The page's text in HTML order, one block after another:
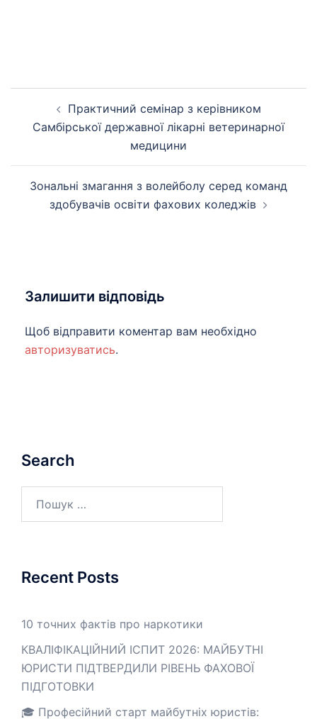
запису
Практичний семінар з керівником
Самбірської державної лікарні ветеринарної
медицини
Зональні змагання з волейболу серед команд
здобувачів освіти фахових коледжів
Залишити відповідь
Щоб відправити коментар вам необхідно
авторизуватись.
Search
Recent Posts
10 точних фактів про наркотики
КВАЛІФІКАЦІЙНИЙ ІСПИТ 2026: МАЙБУТНІ
ЮРИСТИ ПІДТВЕРДИЛИ РІВЕНЬ ФАХОВОЇ
ПІДГОТОВКИ
🎓 Професійний старт майбутніх юристів: